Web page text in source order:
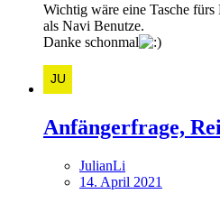
Wichtig wäre eine Tasche
als Navi Benutze.
Danke schonmal
Anfängerfrage,
JulianLi
14. April 2021